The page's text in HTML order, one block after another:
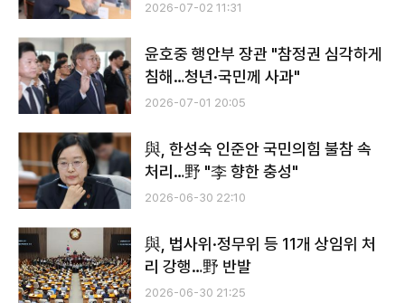
2026-07-02 11:31
윤호중 행안부 장관 "참정권 심각하게
침해…청년·국민께 사과"
2026-07-01 20:05
與, 한성숙 인준안 국민의힘 불참 속
처리…野 "李 향한 충성"
2026-06-30 22:10
與, 법사위·정무위 등 11개 상임위 처
리 강행…野 반발
2026-06-30 21:25